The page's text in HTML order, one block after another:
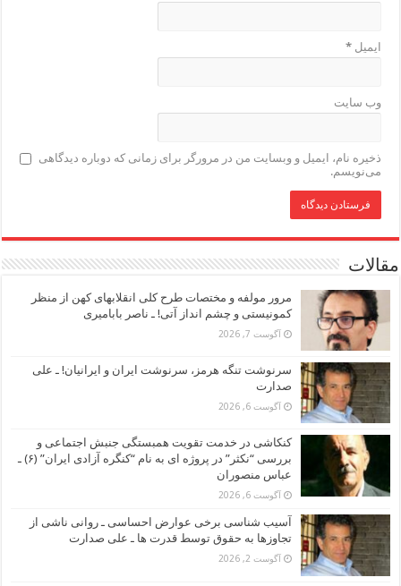
ایمیل*
وب‌ سایت
ذخیره نام، ایمیل و وبسایت من در مرورگر برای زمانی که دوباره دیدگاهی
می‌نویسم.
مقالات
مرور مولفه و مختصات طرح کلی انقلابهای کهن از منظر
کمونیستی و چشم انداز آتی! ـ ناصر بابامیری
آگوست 7, 2026
سرنوشت تنگه هرمز، سرنوشت ایران و ایرانیان! ـ علی
صدارت
آگوست 6, 2026
کنکاشی در خدمت تقویت همبستگی جنبش اجتماعی و
بررسی “نکثر” در پروژه ای به نام “کنگره آزادی ایران” (۶) ـ
عباس منصوران
آگوست 6, 2026
آسیب شناسی برخی عوارض احساسی ـ روانی ناشی از
تجاوزها به حقوق توسط قدرت ها ـ علی صدارت
آگوست 2, 2026